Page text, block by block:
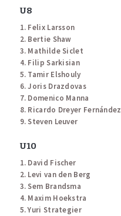
U8
1. Felix Larsson
2. Bertie Shaw
3. Mathilde Siclet
4. Filip Sarkisian
5. Tamir Elshouly
6. Joris Drazdovas
7. Domenico Manna
8. Ricardo Dreyer Fernández
9. Steven Leuver
U10
1. David Fischer
2. Levi van den Berg
3. Sem Brandsma
4. Maxim Hoekstra
5. Yuri Strategier